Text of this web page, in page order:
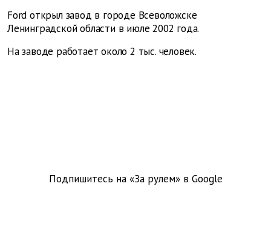
Ford открыл завод в городе Всеволожске
Ленинградской области в июле 2002 года.
На заводе работает около 2 тыс. человек.
Подпишитесь на «За рулем» в Google